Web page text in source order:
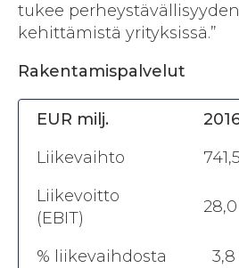
tukee
kehittämistä yrityksissä.”
Rakentamispalvelut
EUR milj.
Liikevaihto
741,5
Liikevoitto
(EBIT)
28,0
% liikevaihdosta 3,8